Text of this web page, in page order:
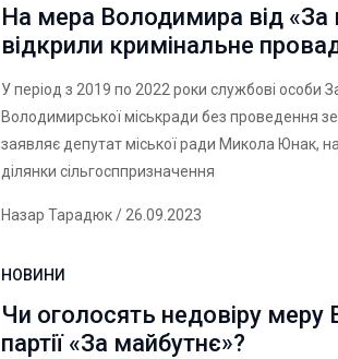
На мера Володимира від «За
відкрили кримінальне
У період з 2019 по 2022 роки службові особи
Володимирської міськради без проведення
заявляє депутат міської ради Микола Юнак,
ділянки сільгосппризначення
Назар Тарадюк/ 26.09.2023
НОВИНИ
Чи оголосять недовіру меру
партії «За майбутнє»?